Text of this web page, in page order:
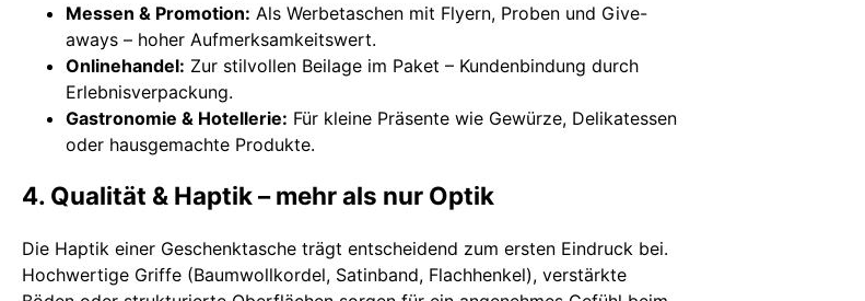
Messen & Promotion: Als Werbetaschen mit Flyern, Proben und Give-
aways – hoher Aufmerksamkeitswert.
Onlinehandel: Zur stilvollen Beilage im Paket – Kundenbindung durch
Erlebnisverpackung.
Gastronomie & Hotellerie: Für kleine Präsente wie Gewürze, Delikatessen
oder hausgemachte Produkte.
4. Qualität & Haptik – mehr als nur Optik
Die Haptik einer Geschenktasche trägt entscheidend zum ersten Eindruck bei.
Hochwertige Griffe (Baumwollkordel, Satinband, Flachhenkel), verstärkte